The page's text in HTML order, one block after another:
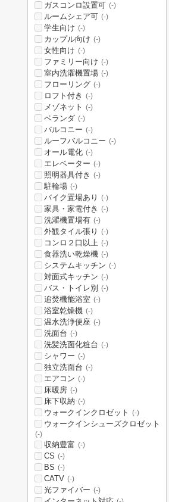
ガスコンロ設置可 (-)
ルームシェア可 (-)
学生向け (-)
カップル向け (-)
女性向け (-)
ファミリー向け (-)
室内洗濯機置場 (-)
フローリング (-)
ロフト付き (-)
メゾネット (-)
ベランダ (-)
バルコニー (-)
ルーフバルコニー (-)
オール電化 (-)
エレベーター (-)
照明器具付き (-)
駐輪場 (-)
バイク置場あり (-)
家具・家電付き (-)
洗濯機置場有 (-)
外観タイル張り (-)
コンロ２口以上 (-)
食器洗い乾燥機 (-)
システムキッチン (-)
対面式キッチン (-)
バス・トイレ別 (-)
追焚機能浴室 (-)
浴室乾燥機 (-)
温水洗浄便座 (-)
洗面台 (-)
洗髪洗面化粧台 (-)
シャワー (-)
独立洗面台 (-)
エアコン (-)
床暖房 (-)
床下収納 (-)
ウォークインクロゼット (-)
ウォークインシューズクロゼット
(-)
収納豊富 (-)
CS (-)
BS (-)
CATV (-)
光ファイバー (-)